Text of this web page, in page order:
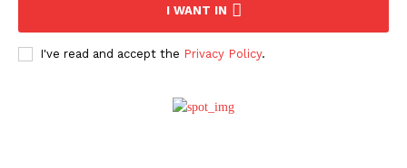
О нас
Политика конфиденциальности
I WANT IN
I've read and accept the Privacy Policy.